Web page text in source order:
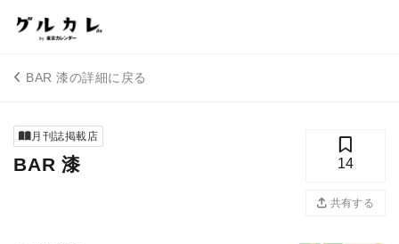
BAR 漆の詳細に戻る
月刊誌掲載店
BAR 漆 14
共有する